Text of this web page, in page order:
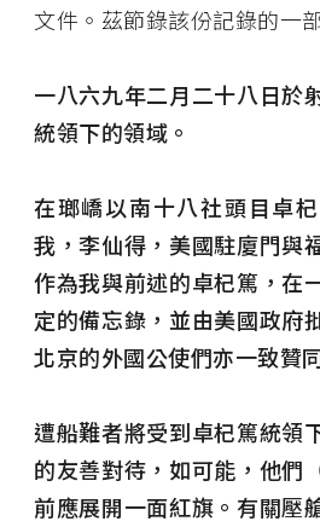
文件。茲節錄該份記錄的一
一八六九年二月二十八日於
統領下的領域。
在瑯嶠以南十八社頭目卓
我，李仙得，美國駐廈門與
作為我與前述的卓杞篤，在
定的備忘錄，並由美國政府
北京的外國公使們亦一致贊
遭船難者將受到卓杞篤統領
的友善對待，如可能，他們
前應展開一面紅旗。有關壓